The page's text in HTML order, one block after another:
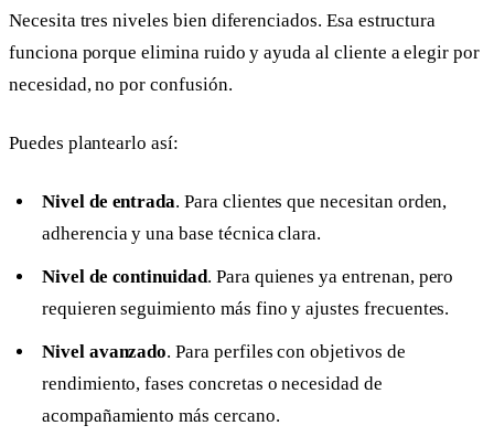
Necesita tres niveles bien diferenciados. Esa estructura
funciona porque elimina ruido y ayuda al cliente a elegir por
necesidad, no por confusión.
Puedes plantearlo así:
Nivel de entrada. Para clientes que necesitan orden,
adherencia y una base técnica clara.
Nivel de continuidad. Para quienes ya entrenan, pero
requieren seguimiento más fino y ajustes frecuentes.
Nivel avanzado. Para perfiles con objetivos de
rendimiento, fases concretas o necesidad de
acompañamiento más cercano.